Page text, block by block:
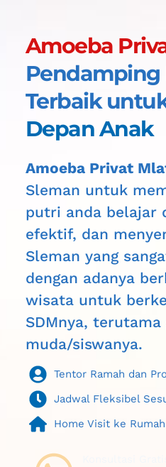
Pendamping
Terbaik
Depan Anak
Amoeba Privat
Sleman untuk
putri anda belajar
Sleman yang
dengan adanya
wisata untuk
SDMnya, terutama
muda/siswanya.
Tentor Ramah dan
Jadwal Fleksibel
Home Visit ke Rumah